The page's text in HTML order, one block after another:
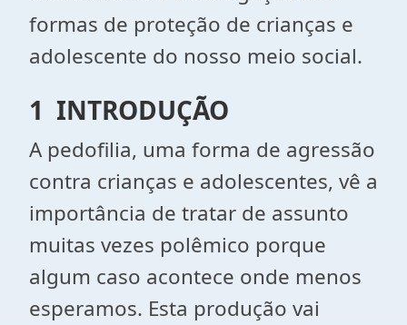
formas de proteção de crianças e
adolescente do nosso meio social.
1 INTRODUÇÃO
A pedofilia, uma forma de agressão
contra crianças e adolescentes, vê a
importância de tratar de assunto
muitas vezes polêmico porque
algum caso acontece onde menos
esperamos. Esta produção vai